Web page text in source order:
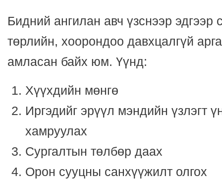
Бидний ангилан авч үзснээр эдгээр
төрлийн, хоорондоо давхцалгүй
амласан байх юм. Үүнд:
Хүүхдийн мөнгө
Иргэдийг эрүүл мэндийн үзлэгт
хамруулах
Сургалтын төлбөр даах
Орон сууцны санхүүжилт олгох